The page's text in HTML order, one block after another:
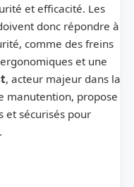
et efficacité. Les
donc répondre à
comme des freins
et une
, acteur majeur dans la
manutention, propose
et sécurisés pour